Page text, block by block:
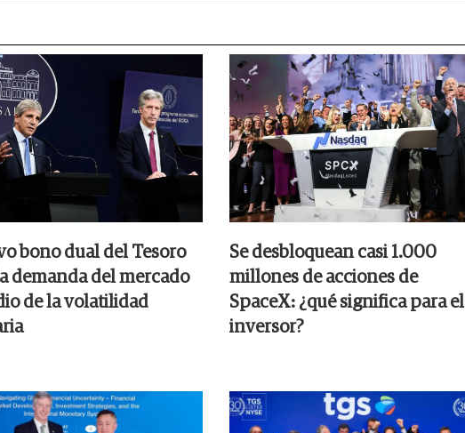
bono dual del Tesoro
demanda del mercado
de la volatilidad
Se desbloquean casi 1.000
millones de acciones de
SpaceX: ¿qué significa para el
inversor?